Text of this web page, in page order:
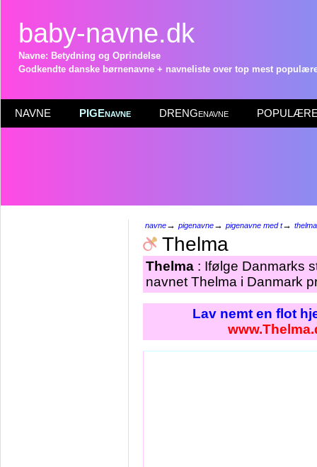
baby-navne.dk
Navne: Betydning og Oprindelse
Godkendte danske børnenavne + navneliste over top mest
NAVNE PIGEnavne DRENGenavne POPULÆRE
navne→ pigenavne→ pigenavne med t→ thelma
Thelma
Thelma : Ifølge Danmarks
navnet Thelma i Danmark
Lav nemt en flot